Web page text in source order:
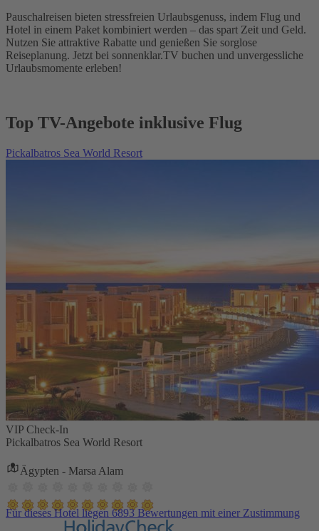
Pauschalreisen bieten stressfreien Urlaubsgenuss, indem Flug und
Hotel in einem Paket kombiniert werden – das spart Zeit und Geld.
Nutzen Sie attraktive Rabatte und genießen Sie sorglose
Reiseplanung. Jetzt bei sonnenklar.TV buchen und unvergessliche
Urlaubsmomente erleben!
Top TV-Angebote inklusive Flug
Pickalbatros Sea World Resort
VIP Check-In
Pickalbatros Sea World Resort
Ägypten - Marsa Alam
Für dieses Hotel liegen 6893 Bewertungen mit einer Zustimmung